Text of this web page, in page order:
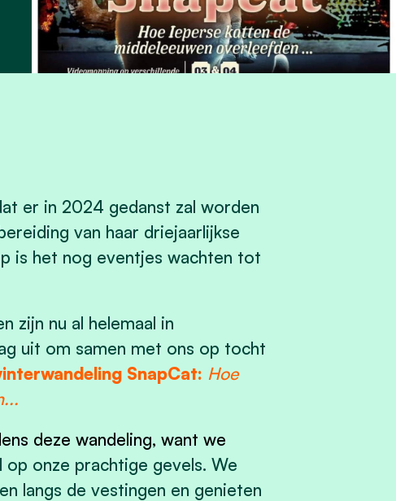
er in 2024 gedanst zal worden
van haar driejaarlijkse
is het nog eventjes wachten tot
zijn nu al helemaal in
uit om samen met ons op tocht
SnapCat: Hoe
deze wandeling, want we
op onze prachtige gevels. We
langs de vestingen en genieten